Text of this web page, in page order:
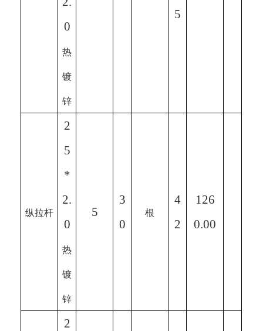
0
热
镀
锌
5
纵拉杆
2
5
*
2.
0
热
镀
锌
5
3
0
根
4
2
126
0.00
2